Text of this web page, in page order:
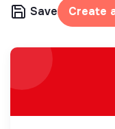
Save Create